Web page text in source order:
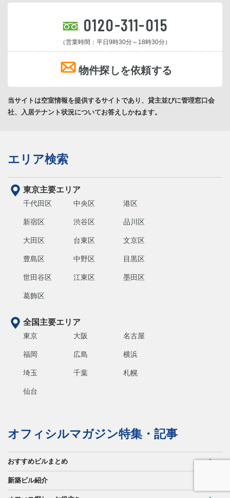
0120-311-015
（営業時間：平日9時30分～18時30分）
物件探しを依頼する
当サイトは空室情報を提供するサイトであり、貸主並びに管理窓口会
社、入居テナント状況についてお答えしかねます。
エリア検索
東京主要エリア
千代田区 中央区 港区
新宿区 渋谷区 品川区
大田区 台東区 文京区
豊島区 中野区 目黒区
世田谷区 江東区 墨田区
葛飾区
全国主要エリア
東京 大阪 名古屋
福岡 広島 横浜
埼玉 千葉 札幌
仙台
オフィシルマガジン特集・記事
おすすめビルまとめ
新築ビル紹介